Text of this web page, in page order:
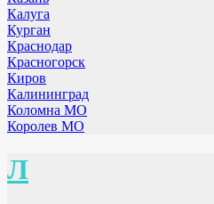
Калуга
Курган
Краснодар
Красногорск
Киров
Калининград
Коломна МО
Королев МО
Л